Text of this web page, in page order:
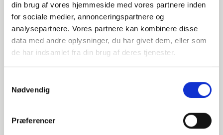
din brug af vores hjemmeside med vores partnere inden
for sociale medier, annonceringspartnere og
analysepartnere. Vores partnere kan kombinere disse
data med andre oplysninger, du har givet dem, eller som
de har indsamlet fra din brug af deres tjenester.
Nødvendig
Præferencer
Har du spørgsmål?
Vi står klar til at hjælpe med spørgsmål om produkter,
service eller andet. Kontakt os for professionel rådgivning
og sparring.